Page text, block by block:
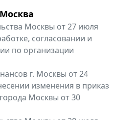
Москвы от 27 июля
согласовании и
по организации
г. Москвы от 24
изменения в приказ
Москвы от 30